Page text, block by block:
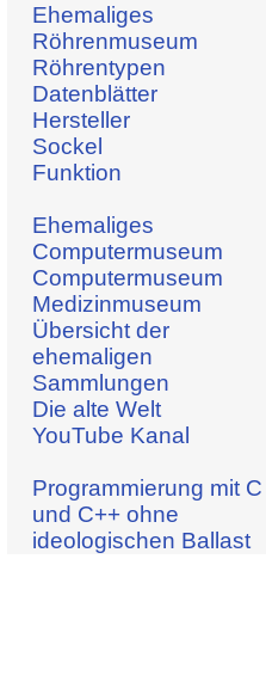
Ehemaliges
Röhrenmuseum
Röhrentypen
Datenblätter
Hersteller
Sockel
Funktion
Ehemaliges
Computermuseum
Computermuseum
Medizinmuseum
Übersicht der
ehemaligen
Sammlungen
Die alte Welt
YouTube Kanal
Programmierung mit C
und C++ ohne
ideologischen Ballast